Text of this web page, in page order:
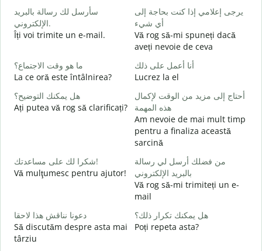
سأرسل لك رسالة بالبريد
الإلكتروني.
Îți voi trimite un e-mail.
يرجى إعلامي إذا كنت بحاجة إلى
أي شيء
Vă rog să-mi spuneți dacă
aveți nevoie de ceva
ما هو وقت الاجتماع؟
La ce oră este întâlnirea?
أنا أعمل على ذلك
Lucrez la el
هل يمكنك التوضيح؟
Ați putea vă rog să clarificați?
أحتاج إلى مزيد من الوقت لإكمال
هذه المهمة
Am nevoie de mai mult timp
pentru a finaliza această
sarcină
شكرا لك على مساعدتك!
Vă mulţumesc pentru ajutor!
من فضلك أرسل لي رسالة
بالبريد الإلكتروني
Vă rog să-mi trimiteți un e-
mail
دعونا نناقش هذا لاحقا
Să discutăm despre asta mai
târziu
هل يمكنك تكرار ذلك؟
Poți repeta asta?